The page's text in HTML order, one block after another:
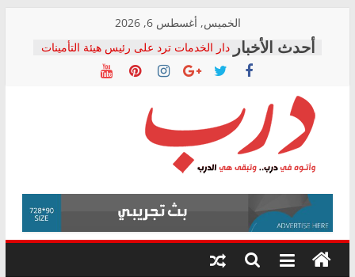
content
الخميس, أغسطس 6, 2026
دار الخدمات ترد على رئيس هيئة التأمينات
بعد مؤتمره الصحفي: إنكار الأزمة لا ينهي
معاناة أصحاب المعاشات.. ونطالب بكشف
فرحات سليمان يكتب: القطاع الصحي إلى
أين؟
حزب التحالف الشعبي يطلق لجنة “الحق
في الصحة” بالإسكندرية لرصد الانتهاكات
ودعم المرضى
الوزاري لمدينة الصحفيين.. وانتهاء أعمال
إنشاء المبنى الإداري
المجلس القومي لحقوق الإنسان يعلن
متابعة قضية الدكتور محمد زهران.. ويؤكد:
قرينة البراءة وضمانات المحاكمة العادلة
درب
وأتوه
درب..
وتبقى
هي